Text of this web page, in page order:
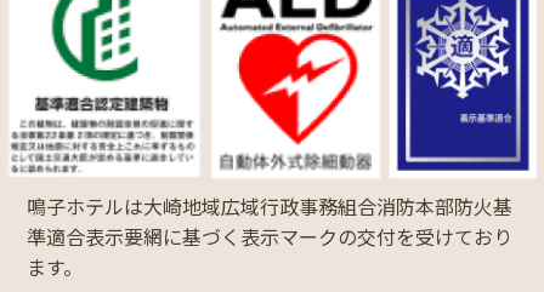
鳴子ホテルは大崎地域広域行政事務組合消防本部防火基
準適合表示要網に基づく表示マークの交付を受けており
ます。